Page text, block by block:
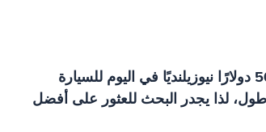
يمكن أن تختلف أسعار تأجير السيارات في توكيلاو بشكل كبير اعتمادًا على نوع السيارة وطول فترة الإيجار. يمكن أن تتراوح الأسعار من 50 دولارًا نيوزيلنديًا في اليوم للسيارة
أطول، لذا يجدر البحث للعثور على أفضل